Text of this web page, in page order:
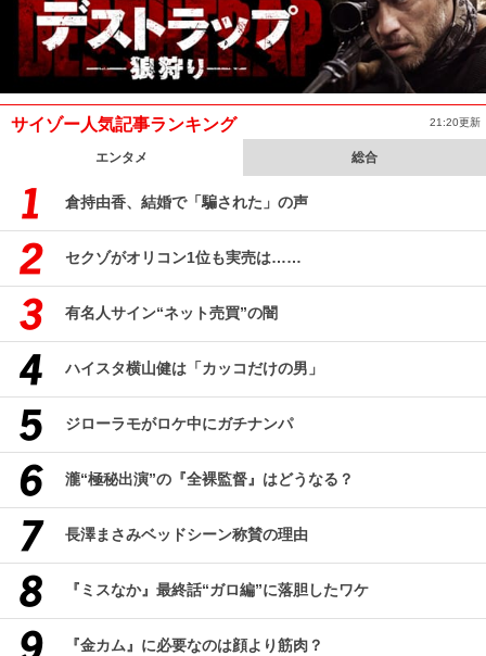
サイゾー人気記事ランキング 21:20更新
エンタメ 総合
倉持由香、結婚で「騙された」の声
セクゾがオリコン1位も実売は……
有名人サイン“ネット売買”の闇
ハイスタ横山健は「カッコだけの男」
ジローラモがロケ中にガチナンパ
瀧“極秘出演”の『全裸監督』はどうなる？
長澤まさみベッドシーン称賛の理由
『ミスなか』最終話“ガロ編”に落胆したワケ
『金カム』に必要なのは顔より筋肉？